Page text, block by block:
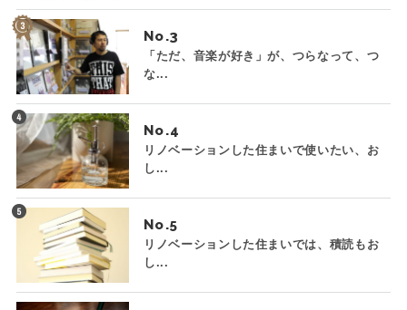
No.
「ただ、音楽が好き」が、つらなって、つ
な...
No.
リノベーションした住まいで使いたい、お
し...
No.
リノベーションした住まいでは、積読もお
し...